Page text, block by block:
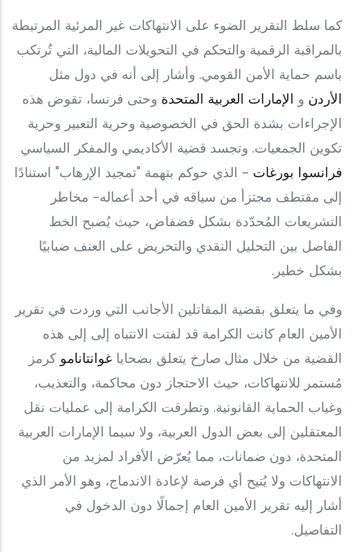
كما سلط التقرير الضوء على الانتهاكات غير المرئية المرتبطة
بالمراقبة الرقمية والتحكم في التحويلات المالية، التي تُرتكب
باسم حماية الأمن القومي. وأشار إلى أنه في دول مثل
الأردن و الإمارات العربية المتحدة وحتى فرنسا، تقوض هذه
الإجراءات بشدة الحق في الخصوصية وحرية التعبير وحرية
تكوين الجمعيات. وتجسد قضية الأكاديمي والمفكر السياسي
فرانسوا بورغات - الذي حوكم بتهمة "تمجيد الإرهاب" استنادًا
إلى مقتطف مجتزأ من سياقه في أحد أعماله- مخاطر
التشريعات المُحدّدة بشكل فضفاض، حيث يُصبح الخط
الفاصل بين التحليل النقدي والتحريض على العنف ضبابيًا
بشكل خطير.
وفي ما يتعلق بقضية المقاتلين الأجانب التي وردت في تقرير
الأمين العام كانت الكرامة قد لفتت الانتباه إلى إلى هذه
القضية من خلال مثال صارخ يتعلق بضحايا غوانتانامو كرمز
مُستمر للانتهاكات، حيث الاحتجاز دون محاكمة، والتعذيب،
وغياب الحماية القانونية. وتطرقت الكرامة إلى عمليات نقل
المعتقلين إلى بعض الدول العربية، ولا سيما الإمارات العربية
المتحدة، دون ضمانات، مما يُعرّض الأفراد لمزيد من
الانتهاكات ولا يُتيح أي فرصة لإعادة الاندماج، وهو الأمر الذي
أشار إليه تقرير الأمين العام إجمالًا دون الدخول في
التفاصيل.